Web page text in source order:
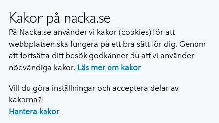
Kakor på nacka.se
På Nacka.se använder vi kakor (cookies) för att
webbplatsen ska fungera på ett bra sätt för dig. Genom
att fortsätta ditt besök godkänner du att vi använder
nödvändiga kakor. Läs mer om kakor
Vill du göra inställningar och acceptera delar av
kakorna?
Hantera kakor